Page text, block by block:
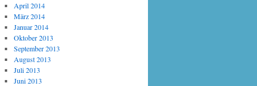
April 2014
März 2014
Januar 2014
Oktober 2013
September 2013
August 2013
Juli 2013
Juni 2013